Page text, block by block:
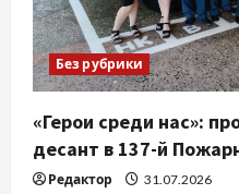
Без рубрики
«Герои среди нас»:
десант в 137-й
Редактор 31.07.2026